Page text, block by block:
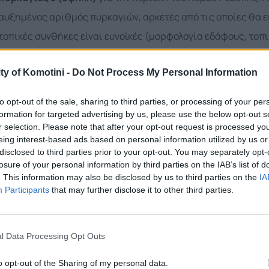
of Komotini - Do Not Process My Personal Information
opt-out of the sale, sharing to third parties, or processing of your
for targeted advertising by us, please use the below opt-out
selection. Please note that after your opt-out request is processed
interest-based ads based on personal information utilized by us
to third parties prior to your opt-out. You may separately
of your personal information by third parties on the IAB’s list of
This information may also be disclosed by us to third parties on the
Participants that may further disclose it to other third parties.
Data Processing Opt Outs
opt-out of the Sharing of my personal data.
αριθμός πυρκαγιών, αρκετές από τις οποίες θα
συνθήκες είναι ευνοϊκές (μορφολογία εδάφους,
δώστε σαφείς πληροφορίες για την τοποθεσία και το
πληροφορίες για τη συγκεκριμένη θέση που βλέπετε την
Προστασίας συνιστά στους πολίτες να είναι ιδιαίτερα
που μπορούν να προκαλέσουν πυρκαγιά από
υπολειμμάτων καθαρισμού, η χρήση μηχανημάτων που
συσκευές συγκόλλησης, χρήση υπαίθριων ψησταριών, το
τσιγάρων, κ.α. Επίσης, υπενθυμίζεται ότι κατά τη
καύση των αγρών. Για περισσότερες πληροφορίες και